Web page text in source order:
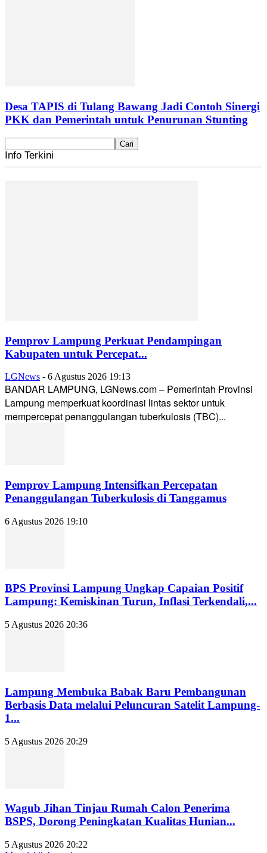
Desa TAPIS di Tulang Bawang Jadi Contoh Sinergi
PKK dan Pemerintah untuk Penurunan Stunting
Info Terkini
Pemprov Lampung Perkuat Pendampingan
Kabupaten untuk Percepat...
LGNews - 6 Agustus 2026 19:13
BANDAR LAMPUNG, LGNews.com – Pemerintah Provinsi
Lampung memperkuat koordinasi lintas sektor untuk
mempercepat penanggulangan tuberkulosis (TBC)...
Pemprov Lampung Intensifkan Percepatan
Penanggulangan Tuberkulosis di Tanggamus
6 Agustus 2026 19:10
BPS Provinsi Lampung Ungkap Capaian Positif
Lampung: Kemiskinan Turun, Inflasi Terkendali,...
5 Agustus 2026 20:36
Lampung Membuka Babak Baru Pembangunan
Berbasis Data melalui Peluncuran Satelit Lampung-
1...
5 Agustus 2026 20:29
Wagub Jihan Tinjau Rumah Calon Penerima
BSPS, Dorong Peningkatan Kualitas Hunian...
5 Agustus 2026 20:22